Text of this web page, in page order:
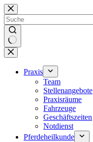
Zum
Inhalt
springen
Keine
Ergebnisse
Praxis
Team
Stellenangebote
Praxisräume
Fahrzeuge
Geschäftszeiten
Notdienst
Pferdeheilkunde